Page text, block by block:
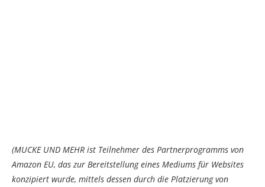
(MUCKE UND MEHR ist Teilnehmer des Partnerprogramms von
Amazon EU, das zur Bereitstellung eines Mediums für Websites
konzipiert wurde, mittels dessen durch die Platzierung von